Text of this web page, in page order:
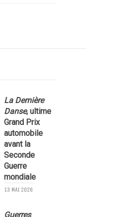
La Dernière
Danse, ultime
Grand Prix
automobile
avant la
Seconde
Guerre
mondiale
13 MAI 2026
Guerres